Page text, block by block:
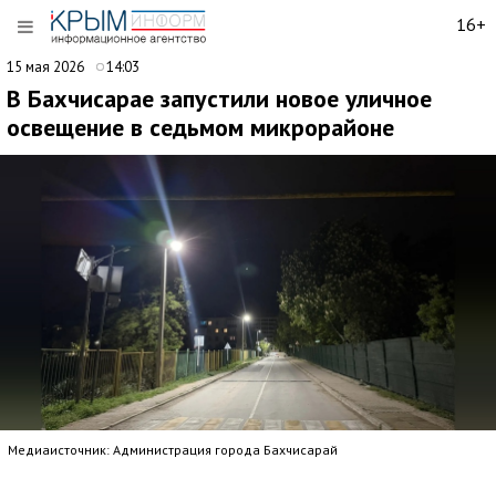
16+
15 мая 2026 14:03
В Бахчисарае запустили новое уличное
освещение в седьмом микрорайоне
Медиаисточник: Администрация города Бахчисарай